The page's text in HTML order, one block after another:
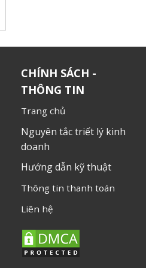
CHÍNH SÁCH -
THÔNG TIN
Trang chủ
Nguyên tắc triết lý kinh
doanh
Hướng dẫn kỹ thuật
Thông tin thanh toán
Liên hệ